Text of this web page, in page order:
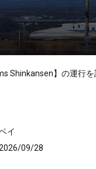
Shinkansen】の運行
イ
09/28